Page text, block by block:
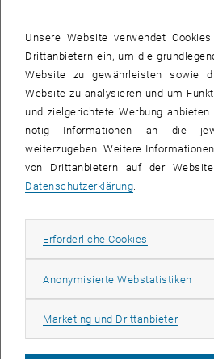
SAP Support
SAP Services
SAP User Interfaces
SAP Development
SAP Support
sap-support@tuwien.ac.at
Unsere Website verwendet
Drittanbietern ein, um die
Website zu gewährleisten sowie
Website zu analysieren und um
und zielgerichtete Werbung
nötig Informationen an die
weiterzugeben. Weitere
von Drittanbietern auf der
Datenschutzerklärung
Erforderliche Cookies Erforderliche
Anonymisierte Webstatistiken
Marketing und Drittanbieter